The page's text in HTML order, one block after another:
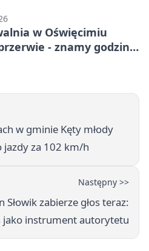
w Oświęcimiu
- znamy godziny
w gminie Kęty młody
jazdy za 102 km/h
Następny >>
Słowik zabierze głos teraz:
jako instrument autorytetu